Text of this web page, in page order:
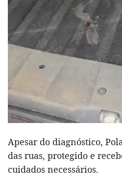
Apesar do diagnóstico,
das ruas, protegido e
cuidados necessários.